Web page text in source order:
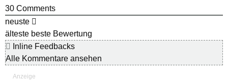
30 Comments
neuste
älteste beste Bewertung
Inline Feedbacks
Alle Kommentare ansehen